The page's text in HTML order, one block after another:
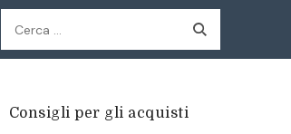
Ricerca
per:
Consigli per gli acquisti